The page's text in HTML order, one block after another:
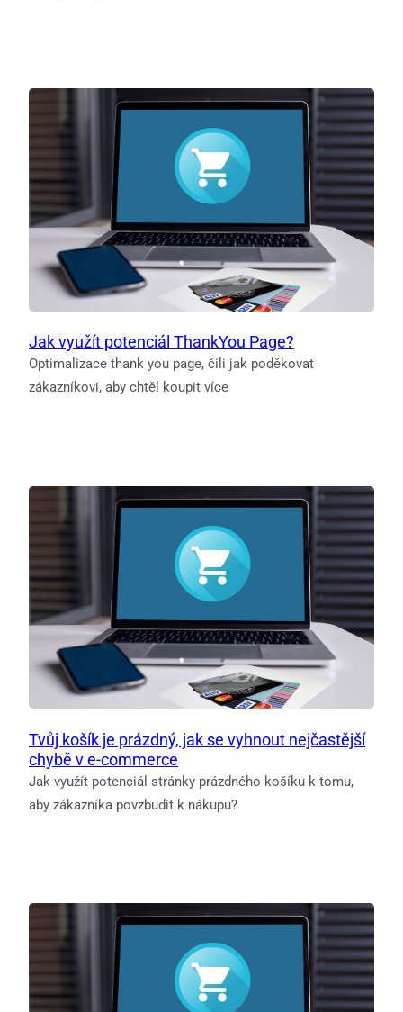
Jak využít potenciál ThankYou Page?
Optimalizace thank you page, čili jak poděkovat
zákazníkovi, aby chtěl koupit více
Tvůj košík je prázdný, jak se vyhnout nejčastější
chybě v e‑commerce
Jak využít potenciál stránky prázdného košíku k tomu,
aby zákazníka povzbudit k nákupu?